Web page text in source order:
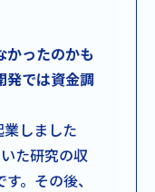
かったのかも
発では資金調
しました
た研究の収
。その後、